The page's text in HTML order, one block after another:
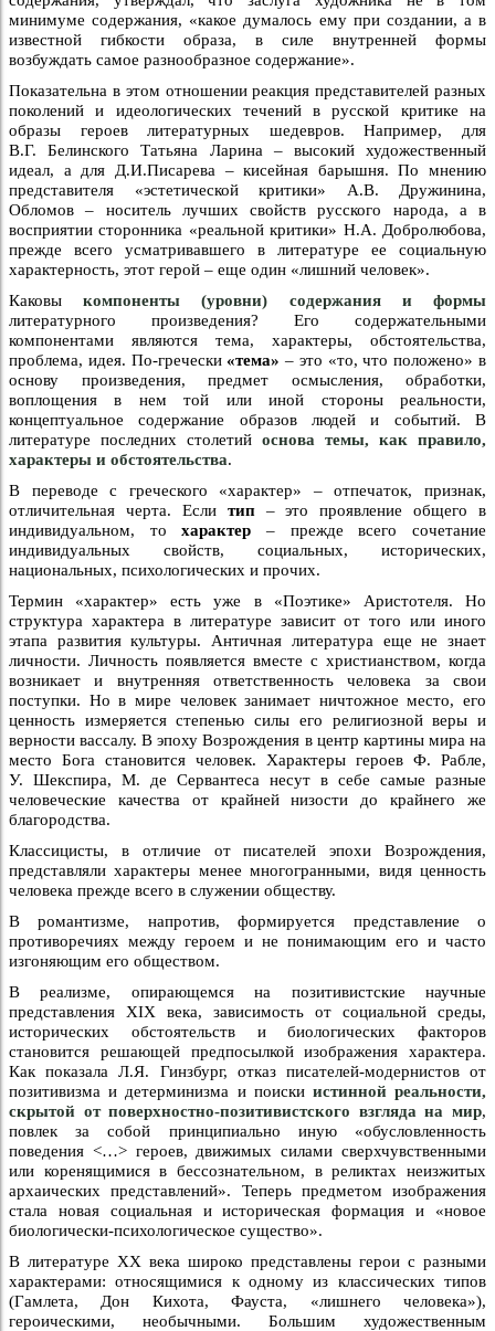
минимуме содержания, «какое думалось ему при создании, а в
известной гибкости образа, в силе внутренней формы
возбуждать самое разнообразное содержание».
Показательна в этом отношении реакция представителей разных
поколений и идеологических течений в русской критике на
образы героев литературных шедевров. Например, для
В.Г. Белинского Татьяна Ларина – высокий художественный
идеал, а для Д.И.Писарева – кисейная барышня. По мнению
представителя «эстетической критики» А.В. Дружинина,
Обломов – носитель лучших свойств русского народа, а в
восприятии сторонника «реальной критики» Н.А. Добролюбова,
прежде всего усматривавшего в литературе ее социальную
характерность, этот герой – еще один «лишний человек».
Каковыкомпоненты (уровни) содержания и формы
литературного произведения? Его содержательными
компонентами являются тема, характеры, обстоятельства,
проблема, идея. По-гречески«тема» – это «то, что положено» в
основу произведения, предмет осмысления, обработки,
воплощения в нем той или иной стороны реальности,
концептуальное содержание образов людей и событий. В
литературе последних столетий основа темы, как правило,
характеры и обстоятельства.
В переводе с греческого «характер» – отпечаток, признак,
отличительная черта. Если тип– это проявление общего в
индивидуальном, тохарактер – прежде всего сочетание
индивидуальных свойств, социальных, исторических,
национальных, психологических и прочих.
Термин «характер» есть уже в «Поэтике» Аристотеля. Но
структура характера в литературе зависит от того или иного
этапа развития культуры. Античная литература еще не знает
личности. Личность появляется вместе с христианством, когда
возникает и внутренняя ответственность человека за свои
поступки. Но в мире человек занимает ничтожное место, его
ценность измеряется степенью силы его религиозной веры и
верности вассалу. В эпоху Возрождения в центр картины мира на
место Бога становится человек. Характеры героев Ф. Рабле,
У. Шекспира, М. де Сервантеса несут в себе самые разные
человеческие качества от крайней низости до крайнего же
благородства.
Классицисты, в отличие от писателей эпохи Возрождения,
представляли характеры менее многогранными, видя ценность
человека прежде всего в служении обществу.
В романтизме, напротив, формируется представление о
противоречиях между героем и не понимающим его и часто
изгоняющим его обществом.
В реализме, опирающемся на позитивистские научные
представления XIX века, зависимость от социальной среды,
исторических обстоятельств и биологических факторов
становится решающей предпосылкой изображения характера.
Как показала Л.Я. Гинзбург, отказ писателей-модернистов от
позитивизма и детерминизма и поиски истинной реальности,
скрытой от поверхностно-позитивистского взгляда на мир,
повлек за собой принципиально иную «обусловленность
поведения <…> героев, движимых силами сверхчувственными
или коренящимися в бессознательном, в реликтах неизжитых
архаических представлений». Теперь предметом изображения
стала новая социальная и историческая формация и «новое
биологически-психологическое существо».
В литературе XX века широко представлены герои с разными
характерами: относящимися к одному из классических типов
(Гамлета, Дон Кихота, Фауста, «лишнего человека»),
героическими, необычными. Большим художественным